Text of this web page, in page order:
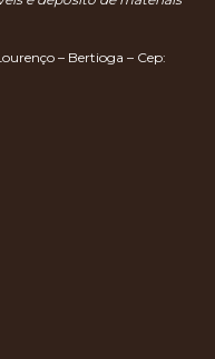
– Bertioga – Cep: